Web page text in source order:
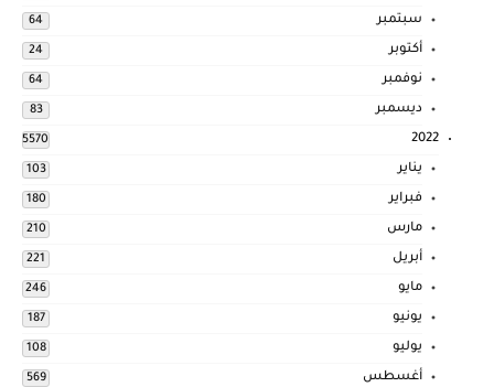
سبتمبر 64
أكتوبر 24
نوفمبر 64
ديسمبر 83
2022
5570
يناير 103
فبراير 180
مارس 210
أبريل 221
مايو 246
يونيو 187
يوليو 108
أغسطس 569